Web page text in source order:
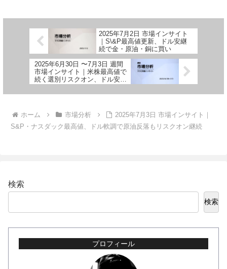
2025年7月2日 市場インサイト
｜S\&P最高値更新、ドル安継
続で金・原油・銅に買い
2025年6月30日 〜7月3日 週間
市場インサイト｜米株最高値で
続く選別リスクオン、ドル安一
服と資源高が共存
ホーム 市場分析
2025年7月3日 市場インサイト｜
S&P・ナスダック最高値、ドル軟調で原油反落もリスクオン継続
検索
検索
プロフィール